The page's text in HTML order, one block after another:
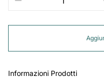
Informazioni Prodotti